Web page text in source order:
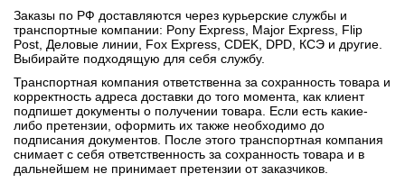
Заказы по РФ доставляются через курьерские службы и
транспортные компании: Pony Express, Major Express, Flip
Post, Деловые линии, Fox Express, CDEK, DPD, КСЭ и другие.
Выбирайте подходящую для себя службу.
Транспортная компания ответственна за сохранность товара и
корректность адреса доставки до того момента, как клиент
подпишет документы о получении товара. Если есть какие-
либо претензии, оформить их также необходимо до
подписания документов. После этого транспортная компания
снимает с себя ответственность за сохранность товара и в
дальнейшем не принимает претензии от заказчиков.